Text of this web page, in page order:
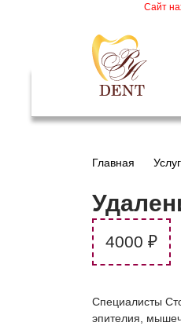
Сайт
Главная
4000 ₽
Специалисты
эпителия,